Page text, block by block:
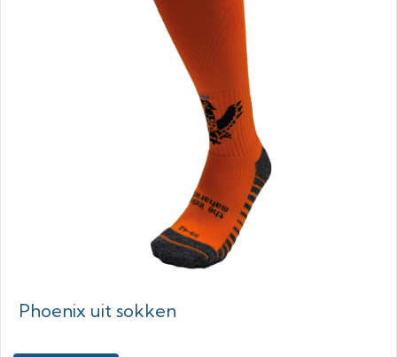
Phoenix uit sokken